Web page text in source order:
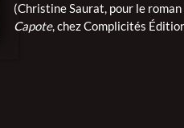
(Christine Saurat, pour le roman
Capote, chez Complicités